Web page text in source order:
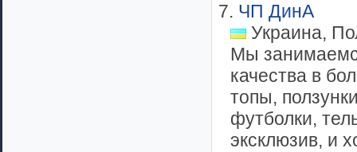
7. ЧП ДинА
Украина,
Мы
качества в
топы,
футболки,
эксклюзив, и